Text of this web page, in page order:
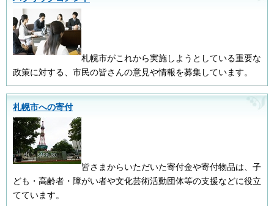
札幌市がこれから実施しようとしている重要な
政策に対する、市民の皆さんの意見や情報を募集しています。
札幌市への寄付
皆さまからいただいた寄付金や寄付物品は、子
ども・高齢者・障がい者や文化芸術活動団体等の支援などに役立
てています。